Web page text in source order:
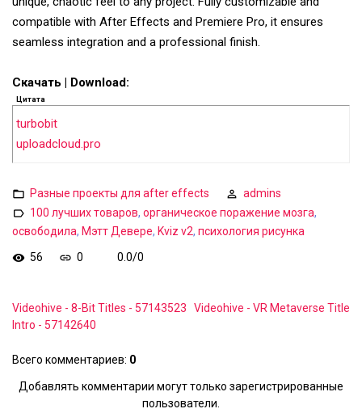
compatible with After Effects and Premiere Pro, it ensures
seamless integration and a professional finish.
Скачать | Download:
Цитата
turbobit
uploadcloud.pro
Разные проекты для after effects
admins
100 лучших товаров, органическое поражение мозга,
освободила, Мэтт Девере, Kviz v2, психология рисунка
56
0 0.0/0
Videohive - 8-Bit Titles - 57143523
Videohive - VR Metaverse Title
Intro - 57142640
Всего комментариев: 0
Добавлять комментарии могут только зарегистрированные
пользователи.